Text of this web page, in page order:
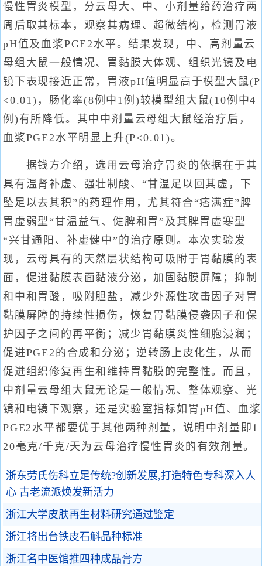
慢性胃炎模型，分云母大、中、小剂量给药治疗两
周后取其标本，观察其病理、超微结构，检测胃液
pH值及血浆PGE2水平。结果发现，中、高剂量云
母组大鼠一般情况、胃黏膜大体观、组织光镜及电
镜下表现接近正常，胃液pH值明显高于模型大鼠(P
<0.01)，肠化率(8例中1例)较模型组大鼠(10例中4
例)有所降低。其中中剂量云母组大鼠经治疗后，
血浆PGE2水平明显上升(P<0.01)。
据钱方介绍，选用云母治疗胃炎的依据在于其
具有温肾补虚、强壮制酸、“甘温足以回其虚，下
坠足以去其积”的药理作用，尤其符合“痞满症”脾
胃虚弱型“甘温益气、健脾和胃”及其脾胃虚寒型
“兴甘通阳、补虚健中”的治疗原则。本次实验发
现，云母具有的天然层状结构可吸附于胃黏膜的表
面，促进黏膜表面黏液分泌，加固黏膜屏障；抑制
和中和胃酸，吸附胆盐，减少外源性攻击因子对胃
黏膜屏障的持续性损伤，恢复胃黏膜侵袭因子和保
护因子之间的再平衡；减少胃黏膜炎性细胞浸润；
促进PGE2的合成和分泌；逆转肠上皮化生，从而
促进组织修复再生和维持胃黏膜的完整性。而且，
中剂量云母组大鼠无论是一般情况、整体观察、光
镜和电镜下观察，还是实验室指标如胃pH值、血浆
PGE2水平都要优于其他两种剂量，说明中剂量即1
20毫克/千克/天为云母治疗慢性胃炎的有效剂量。
浙东劳氏伤科立足传统?创新发展,打造特色专科深入人
心 古老流派焕发新活力
浙江大学皮肤再生材料研究通过鉴定
浙江将出台铁皮石斛品种标准
浙江名中医馆推四种成品膏方